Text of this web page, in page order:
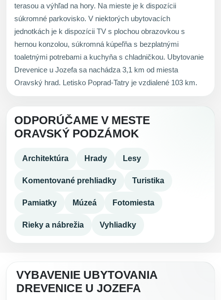
terasou a výhľad na hory. Na mieste je k dispozícii
súkromné parkovisko. V niektorých ubytovacích
jednotkách je k dispozícii TV s plochou obrazovkou s
hernou konzolou, súkromná kúpeľňa s bezplatnými
toaletnými potrebami a kuchyňa s chladničkou. Ubytovanie
Drevenice u Jozefa sa nachádza 3,1 km od miesta
Oravský hrad. Letisko Poprad-Tatry je vzdialené 103 km.
ODPORÚČAME V MESTE
ORAVSKÝ PODZÁMOK
Architektúra Hrady Lesy
Komentované prehliadky Turistika
Pamiatky Múzeá Fotomiesta
Rieky a nábrežia Vyhliadky
VYBAVENIE UBYTOVANIA
DREVENICE U JOZEFA